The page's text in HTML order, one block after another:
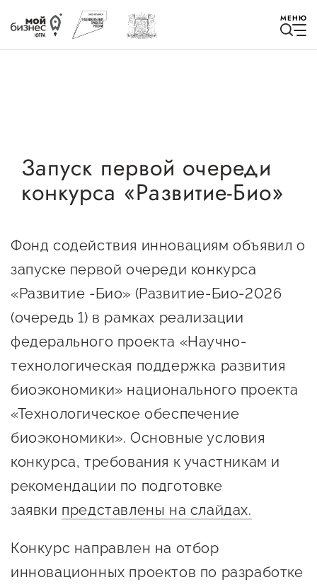
МЕНЮ
Быть в курсе
Мероприятия
Новости
Онлайн-витрина продукции
Социальные сети "Мой
Бизнес Югра"
Меры поддержки
Навигатор по мерам
поддержки
Образовательная поддержка
Запуск первой очереди
конкурса «Развитие-Био»
Фонд содействия инновациям объявил о
запуске первой очереди конкурса
«Развитие -Био» (Развитие-Био-2026
(очередь 1) в рамках реализации
федерального проекта «Научно-
технологическая поддержка развития
биоэкономики» национального проекта
«Технологическое обеспечение
биоэкономики». Основные условия
конкурса, требования к участникам и
рекомендации по подготовке
заявки представлены на слайдах.
Конкурс направлен на отбор
инновационных проектов по разработке